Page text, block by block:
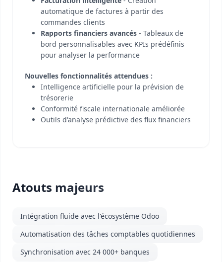
automatique de factures à partir des
commandes clients
Rapports financiers avancés - Tableaux de
bord personnalisables avec KPIs prédéfinis
pour analyser la performance
Nouvelles fonctionnalités attendues :
Intelligence artificielle pour la prévision de
trésorerie
Conformité fiscale internationale améliorée
Outils d'analyse prédictive des flux financiers
Atouts majeurs
Intégration fluide avec l'écosystème Odoo
Automatisation des tâches comptables quotidiennes
Synchronisation avec 24 000+ banques